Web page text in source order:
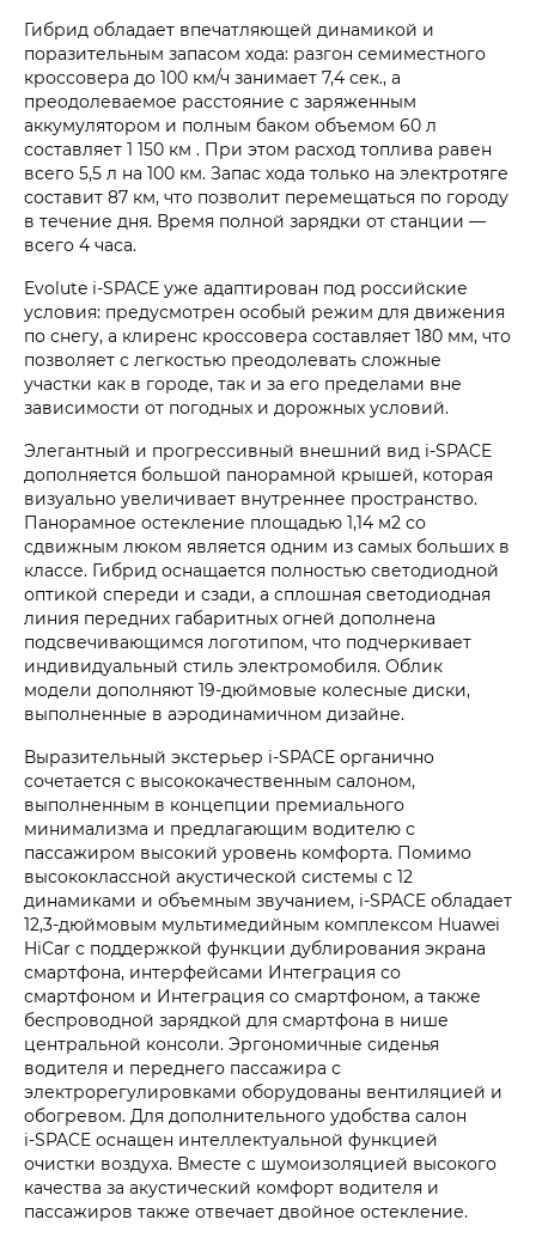
Гибрид обладает впечатляющей динамикой и
поразительным запасом хода: разгон семиместного
кроссовера до 100 км/ч занимает 7,4 сек., а
преодолеваемое расстояние с заряженным
аккумулятором и полным баком объемом 60 л
составляет 1 150 км . При этом расход топлива равен
всего 5,5 л на 100 км. Запас хода только на электротяге
составит 87 км, что позволит перемещаться по городу
в течение дня. Время полной зарядки от станции —
всего 4 часа.
Evolute i‑SPACE уже адаптирован под российские
условия: предусмотрен особый режим для движения
по снегу, а клиренс кроссовера составляет 180 мм, что
позволяет с легкостью преодолевать сложные
участки как в городе, так и за его пределами вне
зависимости от погодных и дорожных условий.
Элегантный и прогрессивный внешний вид i‑SPACE
дополняется большой панорамной крышей, которая
визуально увеличивает внутреннее пространство.
Панорамное остекление площадью 1,14 м2 со
сдвижным люком является одним из самых больших в
классе. Гибрид оснащается полностью светодиодной
оптикой спереди и сзади, а сплошная светодиодная
линия передних габаритных огней дополнена
подсвечивающимся логотипом, что подчеркивает
индивидуальный стиль электромобиля. Облик
модели дополняют 19-дюймовые колесные диски,
выполненные в аэродинамичном дизайне.
Выразительный экстерьер i‑SPACE органично
сочетается с высококачественным салоном,
выполненным в концепции премиального
минимализма и предлагающим водителю с
пассажиром высокий уровень комфорта. Помимо
высококлассной акустической системы с 12
динамиками и объемным звучанием, i‑SPACE обладает
12,3-дюймовым мультимедийным комплексом Huawei
HiCar с поддержкой функции дублирования экрана
смартфона, интерфейсами Интеграция со
смартфоном и Интеграция со смартфоном, а также
беспроводной зарядкой для смартфона в нише
центральной консоли. Эргономичные сиденья
водителя и переднего пассажира с
электрорегулировками оборудованы вентиляцией и
обогревом. Для дополнительного удобства салон
i‑SPACE оснащен интеллектуальной функцией
очистки воздуха. Вместе с шумоизоляцией высокого
качества за акустический комфорт водителя и
пассажиров также отвечает двойное остекление.